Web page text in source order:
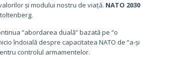
și modului nostru de viață. NATO 2030
“abordarea duală” bazată pe “o
îndoială despre capacitatea NATO de “a-și
controlul armamentelor.